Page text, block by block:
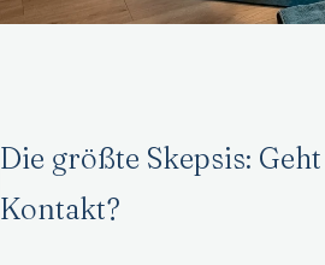
Die größte Skepsis:
Kontakt?